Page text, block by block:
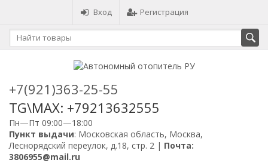
Вход Регистрация
+7(921)363-25-55
TG\MAX: +79213632555
Пн—Пт 09:00—18:00
Пункт выдачи: Московская область, Москва,
Леснорядский переулок, д.18, стр. 2 | Почта:
3806955@mail.ru